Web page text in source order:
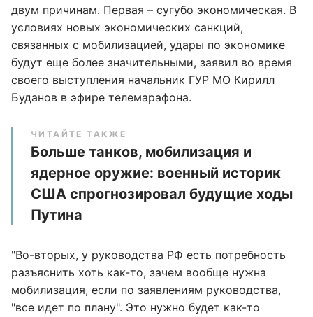
двум причинам. Первая – сугубо экономическая. В
условиях новых экономических санкций,
связанных с мобилизацией, удары по экономике
будут еще более значительными, заявил во время
своего выступления начальник ГУР МО Кирилл
Буданов в эфире телемарафона.
ЧИТАЙТЕ ТАКЖЕ
Больше танков, мобилизация и
ядерное оружие: военный историк
США спрогнозировал будущие ходы
Путина
"Во-вторых, у руководства РФ есть потребность
разъяснить хоть как-то, зачем вообще нужна
мобилизация, если по заявлениям руководства,
"все идет по плану". Это нужно будет как-то